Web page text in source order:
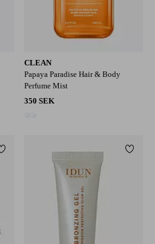
CLEAN
Papaya Paradise Hair & Body
Perfume Mist
350 SEK
Lägg till i favoriter Lägg